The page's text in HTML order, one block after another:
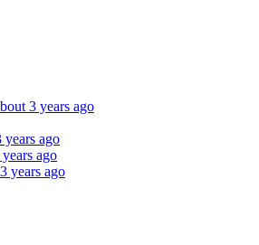
3 years ago
years ago
ago
years ago